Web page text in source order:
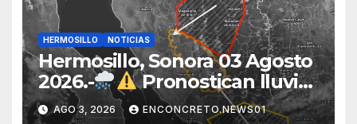
HERMOSILLO NOTICIAS
Hermosillo, Sonora 03 Agosto
2026.-
Pronostican lluvias
para Hermosillo esta noche;
AGO 3, 2026 ENCONCRETO.NEWS01